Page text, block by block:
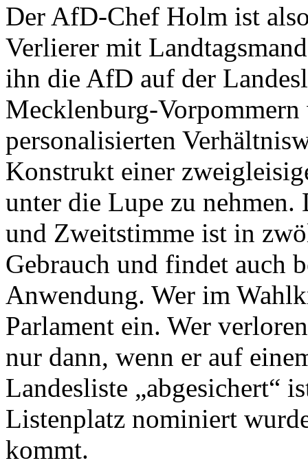
Der AfD-Chef Holm ist
Verlierer mit
ihn die AfD auf der
Mecklenburg-
personalisierten
Konstrukt einer
unter die Lupe zu nehmen.
und Zweitstimme ist in
Gebrauch und findet auch
Anwendung. Wer im
Parlament ein. Wer
nur dann, wenn er auf
Landesliste „abgesichert“
Listenplatz nominiert
kommt.